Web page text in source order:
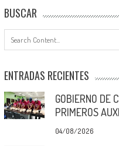
BUSCAR
ENTRADAS RECIENTES
GOBIERNO DE
PRIMEROS
04/08/2026